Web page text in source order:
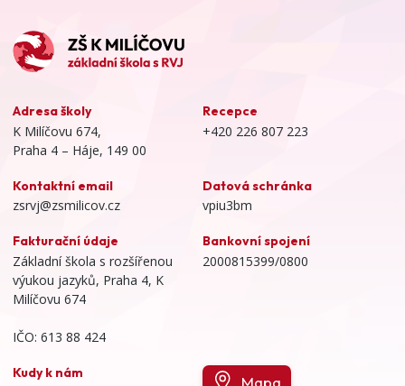
Adresa školy
K Milíčovu 674,
Praha 4 – Háje, 149 00
Recepce
+420 226 807 223
Kontaktní email
zsrvj@zsmilicov.cz
Datová schránka
vpiu3bm
Fakturační údaje
Základní škola s rozšířenou
výukou jazyků, Praha 4, K
Milíčovu 674
IČO: 613 88 424
Bankovní spojení
2000815399/0800
Kudy k nám Mapa